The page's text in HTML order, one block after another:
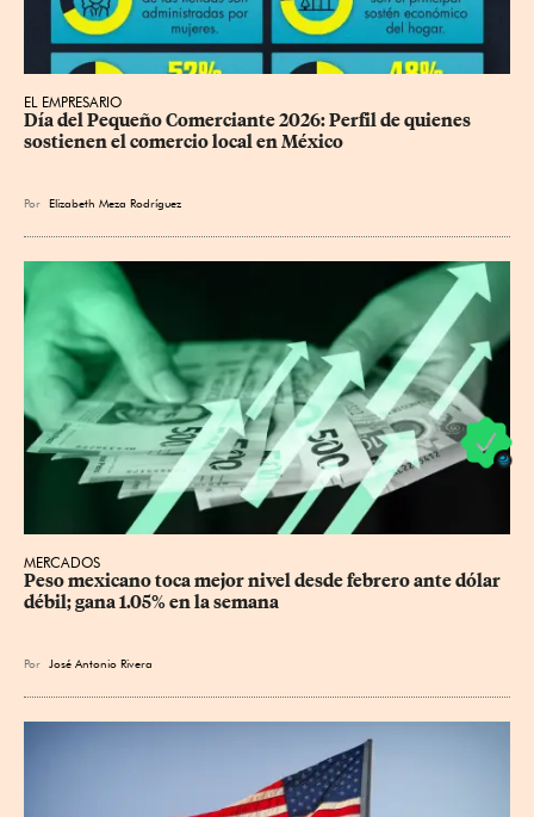
EL EMPRESARIO
Día del Pequeño Comerciante 2026: Perfil de quienes
sostienen el comercio local en México
Por Elizabeth Meza Rodríguez
MERCADOS
Peso mexicano toca mejor nivel desde febrero ante dólar
débil; gana 1.05% en la semana
Por José Antonio Rivera